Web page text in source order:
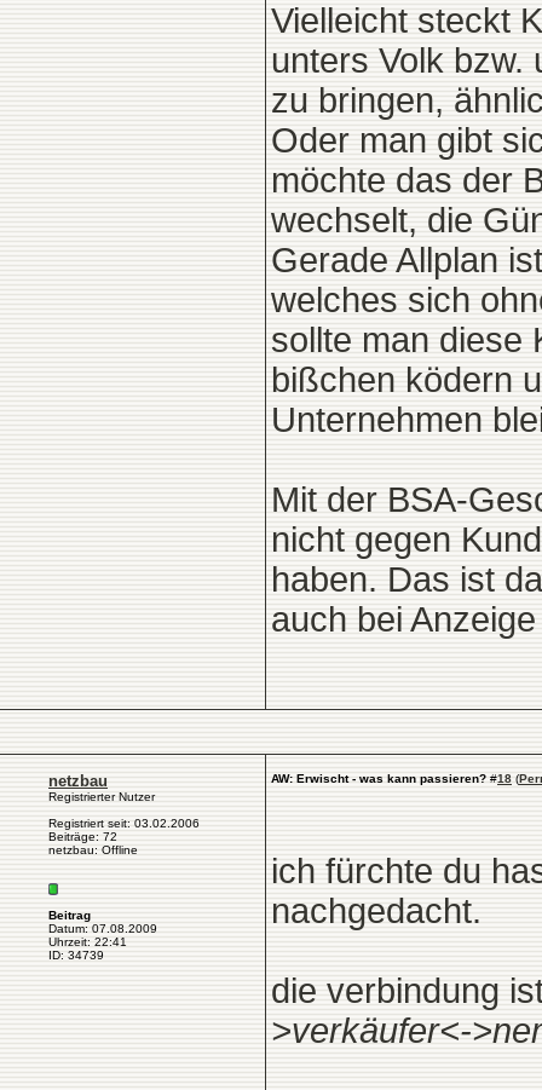
Vielleicht steckt
unters Volk bzw.
zu bringen,
Oder man gibt
möchte das der
wechselt, die
Gerade Allplan
welches sich
sollte man diese
bißchen ködern
Unternehmen
Mit der BSA-
nicht gegen
haben. Das ist
auch bei
netzbau
Registrierter Nutzer
Registriert seit: 03.02.2006
Beiträge: 72
netzbau: Offline
Beitrag
Datum: 07.08.2009
Uhrzeit: 22:41
ID: 34739
AW: Erwischt - was kann passieren? #18 (
ich fürchte du
nachgedacht.
die verbindung
>verkäufer<-